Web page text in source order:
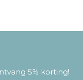
5% korting!